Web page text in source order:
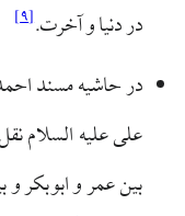
در دنیا و آخرت.[۹]
در حاشیه مسند
علی علیه السلام
بین عمر و ابوبکر